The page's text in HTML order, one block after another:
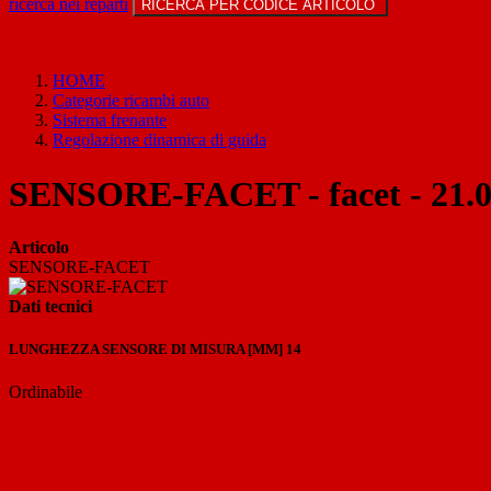
ricerca nei reparti RICERCA PER CODICE ARTICOLO
HOME
Categorie ricambi auto
Sistema frenante
Regolazione dinamica di guida
SENSORE-FACET - facet -
Articolo
SENSORE-FACET
Previous
Next
Dati tecnici
LUNGHEZZA SENSORE DI MISURA [MM] 14
Ordinabile